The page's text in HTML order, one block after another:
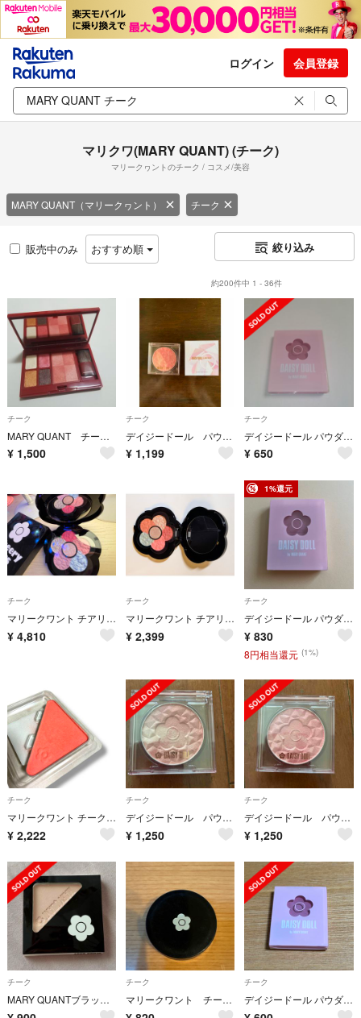
ログイン 会員登録
マリクワ(MARY QUANT) (チーク)
マリークヮントのチーク / コスメ/美容
MARY QUANT（マリークヮント） チーク
販売中のみ おすすめ順 絞り込み
約200件中 1 - 36件
チーク
MARY QUANT チークカラー/アイシャドー
¥ 1,500
チーク
デイジードール パウダーブラッシュ ブルーム 08
¥ 1,199
チーク
デイジードール パウダーブラッシュ PK-02
¥ 650
チーク
マリークワント チアリー カラーズ フォー チークス 03 Pure
¥ 4,810
チーク
マリークワント チアリーカラーズ フォー チークス 01
¥ 2,399
1%還元
チーク
デイジードール パウダーブラッシュ PK-02(8.3g)
¥ 830
8円相当還元 (1%)
チーク
マリークワント チーク ブラッシュ ベビー パウダーチーク S 05 コスメ
¥ 2,222
チーク
デイジードール パウダーブラッシュ ブルーム 09
¥ 1,250
チーク
デイジードール パウダーブラッシュ ブルーム 08
¥ 1,250
チーク
MARY QUANTブラッシュベビー(20)チークカラー07
チーク
マリークワント チーキーベビー05
チーク
デイジードール パウダーブラッシュ PK-02(8.3g)